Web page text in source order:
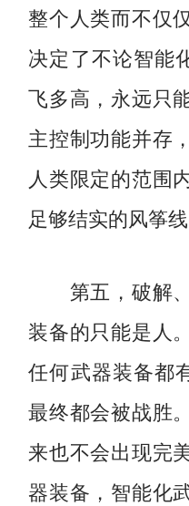
整个人类而不仅
决定了不论智能
飞多高，永远只
主控制功能并存
人类限定的范围
足够结实的风筝
第五，破解、
装备的只能是人
任何武器装备都
最终都会被战胜
来也不会出现完
器装备，智能化